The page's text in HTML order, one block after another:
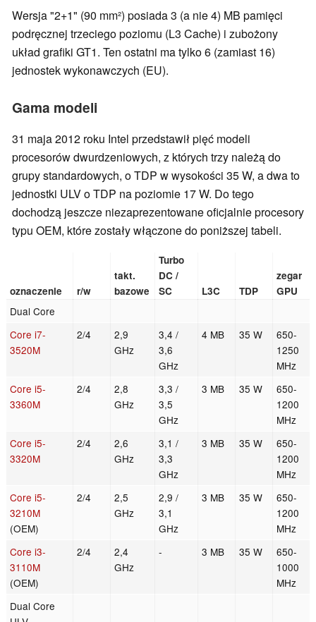
Wersja "2+1" (90 mm²) posiada 3 (a nie 4) MB pamięci
podręcznej trzeciego poziomu (L3 Cache) i zubożony
układ grafiki GT1. Ten ostatni ma tylko 6 (zamiast 16)
jednostek wykonawczych (EU).
Gama modeli
31 maja 2012 roku Intel przedstawił pięć modeli
procesorów dwurdzeniowych, z których trzy należą do
grupy standardowych, o TDP w wysokości 35 W, a dwa to
jednostki ULV o TDP na poziomie 17 W. Do tego
dochodzą jeszcze niezaprezentowane oficjalnie procesory
typu OEM, które zostały włączone do poniższej tabeli.
oznaczenie r/w
takt.
bazowe
Turbo
DC /
SC
L3C TDP
zegar
GPU
Dual Core
Core i7-
3520M
2/4
2,9
GHz
3,4 /
3,6
GHz
4 MB 35 W
650-
1250
MHz
Core i5-
3360M
2/4
2,8
GHz
3,3 /
3,5
GHz
3 MB 35 W
650-
1200
MHz
Core i5-
3320M
2/4
2,6
GHz
3,1 /
3,3
GHz
3 MB 35 W
650-
1200
MHz
Core i5-
3210M
(OEM)
2/4
2,5
GHz
2,9 /
3,1
GHz
3 MB 35 W
650-
1200
MHz
Core i3-
3110M
(OEM)
2/4
2,4
GHz
- 3 MB 35 W
650-
1000
MHz
Dual Core